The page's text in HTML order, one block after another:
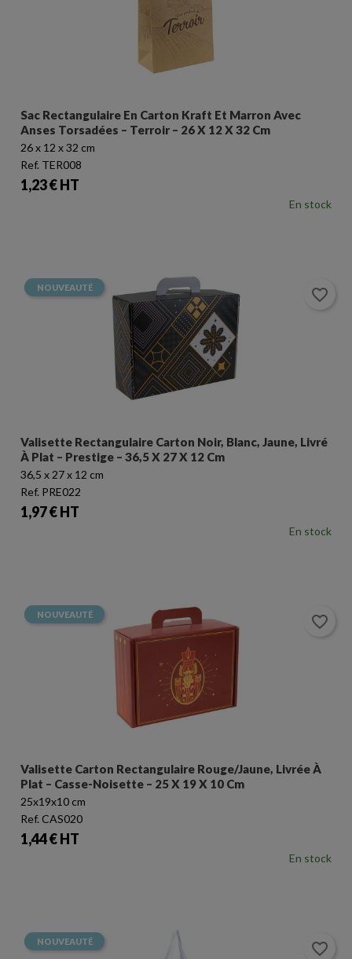
Sac Rectangulaire En Carton Kraft Et Marron Avec
Anses Torsadées – Terroir – 26 X 12 X 32 Cm
26 x 12 x 32 cm
Ref. TER008
Prix
1,23 € HT
En stock
Valisette Rectangulaire Carton Noir, Blanc, Jaune, Livré
À Plat – Prestige – 36,5 X 27 X 12 Cm
36,5 x 27 x 12 cm
Ref. PRE022
Prix
1,97 € HT
En stock
NOUVEAUTÉ favorite_border
Valisette Carton Rectangulaire Rouge/jaune, Livrée À
Plat – Casse-Noisette – 25 X 19 X 10 Cm
25x19x10 cm
Ref. CAS020
Prix
1,44 € HT
En stock
NOUVEAUTÉ favorite_border
NOUVEAUTÉ favorite_border